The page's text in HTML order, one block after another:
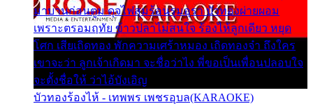
มาบานก่อนตูม ดุจไฟสุมร้อนรุมอุรา บัวทองผ่ายผอม
เพราะตรอมฤทัย ข้าวปลาไม่สนใจ ร้องไห้ลูกเดียว หยุด
โศก เสียเถิดทอง พักความเศร้าหมอง เถิดทองจ๋า ถึงใคร
เขาจะว่า ลูกเจ้าเกิดมา จะชื่อว่าไง พี่ขอเป็นเพื่อนปลอบใจ
จะตั้งชื่อให้ ว่าไอ้บังเอิญ
บัวทองร้องไห้ - เทพพร เพชรอุบล(KARAOKE)